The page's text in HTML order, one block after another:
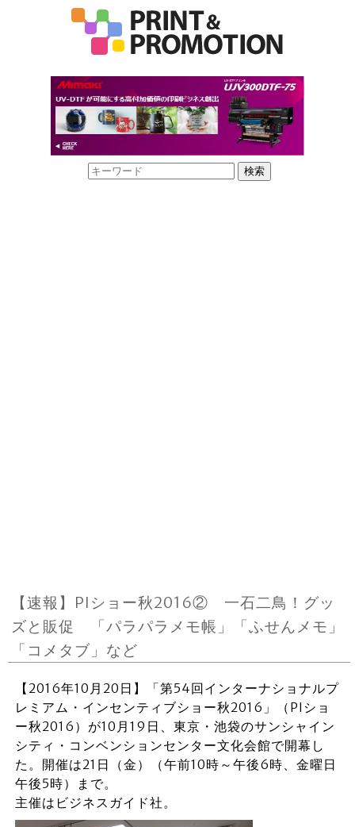
【速報】PIショー秋2016② 一石二鳥！グッ
ズと販促 「パラパラメモ帳」「ふせんメモ」
「コメタブ」など
【2016年10月20日】「第54回インターナショナルプ
レミアム・インセンティブショー秋2016」（PIショ
ー秋2016）が10月19日、東京・池袋のサンシャイン
シティ・コンベンションセンター文化会館で開幕し
た。開催は21日（金）（午前10時～午後6時、金曜日
午後5時）まで。
主催はビジネスガイド社。